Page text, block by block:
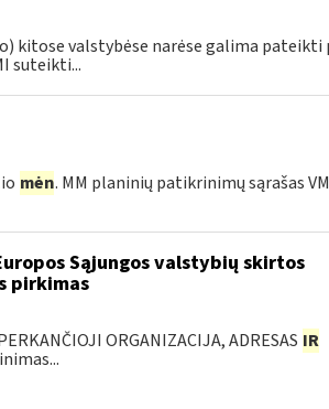
kitose valstybėse narėse galima pateikti
suteikti...
mėn. MM planinių patikrinimų sąrašas
Sąjungos valstybių skirtos
pirkimas
ORGANIZACIJA, ADRESAS IR